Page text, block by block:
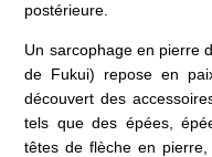
postérieure.
Un sarcophage en pierre
de Fukui) repose en
découvert des
tels que des épées,
têtes de flèche en